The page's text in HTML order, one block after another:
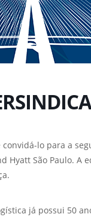
lo para a
Hyatt São Paulo.
já possui 50